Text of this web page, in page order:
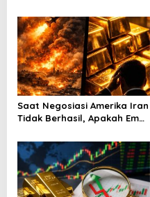
Saat Negosiasi Amerika Iran
Tidak Berhasil, Apakah Emas